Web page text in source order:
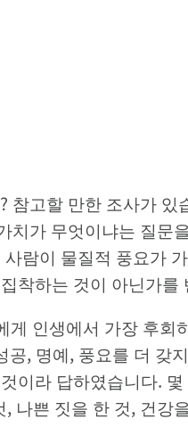
고할 만한 조사가
가 무엇이냐는 질문
람이 물질적 풍요가
착하는 것이 아닌가를
인생에서 가장 후회
, 명예, 풍요를 더 갖
이라 답하였습니다.
나쁜 짓을 한 것, 건강